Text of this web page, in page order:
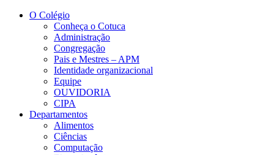
Conteúdo principal
O Colégio
Conheça o Cotuca
Administração
Congregação
Pais e Mestres – APM
Identidade organizacional
Equipe
OUVIDORIA
CIPA
Departamentos
Alimentos
Ciências
Computação